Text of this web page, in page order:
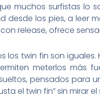
muchos surfistas lo
desde los pies, a leer
release, ofrece
los twin fin son
meterlos más
pensados para
el twin fin” sin mirar